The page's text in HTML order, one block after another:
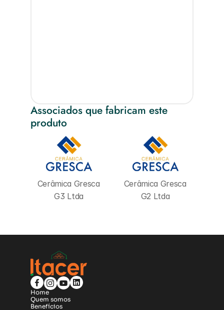
Associados que fabricam este
produto
Cerâmica Gresca
G3 Ltda
Cerâmica Gresca
G2 Ltda
Quem somos
Home
Benefícios